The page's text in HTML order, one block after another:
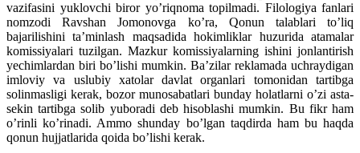
vazifasini yuklovchi biror yo’riqnoma topilmadi. Filologiya fanlari
nomzodi Ravshan Jomonovga ko’ra, Qonun talablari to’liq
bajarilishini ta’minlash maqsadida hokimliklar huzurida atamalar
komissiyalari tuzilgan. Mazkur komissiyalarning ishini jonlantirish
yechimlardan biri bo’lishi mumkin. Ba’zilar reklamada uchraydigan
imloviy va uslubiy xatolar davlat organlari tomonidan tartibga
solinmasligi kerak, bozor munosabatlari bunday holatlarni o’zi asta-
sekin tartibga solib yuboradi deb hisoblashi mumkin. Bu fikr ham
o’rinli ko’rinadi. Ammo shunday bo’lgan taqdirda ham bu haqda
qonun hujjatlarida qoida bo’lishi kerak.